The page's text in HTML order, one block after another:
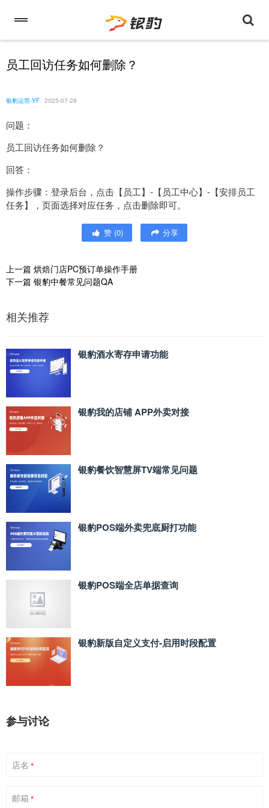
员工回访任务如何删除？
银豹运营-YF 2025-07-28
问题：
员工回访任务如何删除？
回答：
操作步骤：登录后台，点击【员工】-【员工中心】-【安排员工
任务】，页面选择对应任务，点击删除即可。
赞 (0) 分享
上一篇 烘焙门店PC预订单操作手册
下一篇 银豹中餐常见问题QA
相关推荐
银豹酒水寄存申请功能
银豹我的店铺 APP外卖对接
银豹餐饮智慧屏TV端常见问题
银豹POS端外卖兜底厨打功能
银豹POS端全店单据查询
银豹新版自定义支付‑启用时段配置
参与讨论
店名 *
邮箱 *